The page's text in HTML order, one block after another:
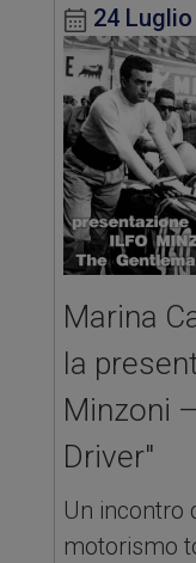
24
Marina
la
Minzoni
Driver"
Un incontro
motorismo